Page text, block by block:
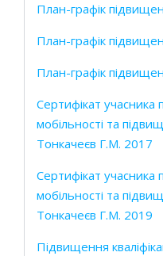
План-графік
План-графік
План-графік
Сертифікат учасника
мобільності та
Тонкачеєв Г.М. 2017
Сертифікат учасника
мобільності та
Тонкачеєв Г.М. 2019
Підвищення